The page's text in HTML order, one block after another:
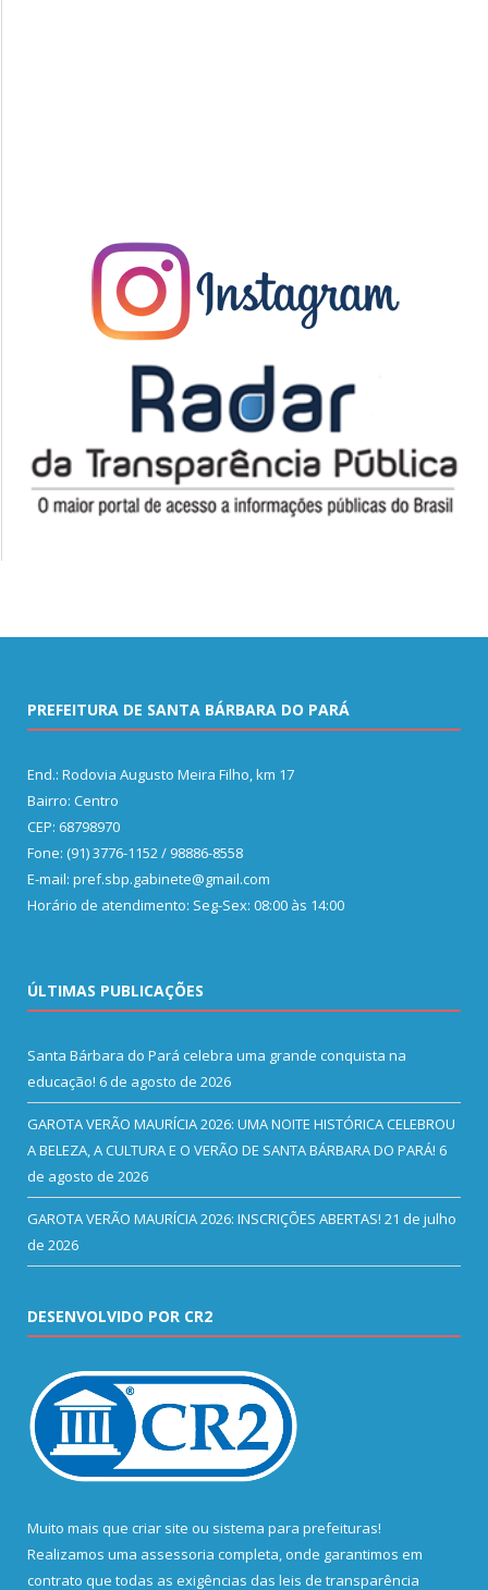
PREFEITURA DE SANTA BÁRBARA DO PARÁ
End.: Rodovia Augusto Meira Filho, km 17
Bairro: Centro
CEP: 68798970
Fone: (91) 3776-1152 / 98886-8558
E-mail: pref.sbp.gabinete@gmail.com
Horário de atendimento: Seg-Sex: 08:00 às 14:00
ÚLTIMAS PUBLICAÇÕES
Santa Bárbara do Pará celebra uma grande conquista na
educação! 6 de agosto de 2026
GAROTA VERÃO MAURÍCIA 2026: UMA NOITE HISTÓRICA CELEBROU
A BELEZA, A CULTURA E O VERÃO DE SANTA BÁRBARA DO PARÁ! 6
de agosto de 2026
GAROTA VERÃO MAURÍCIA 2026: INSCRIÇÕES ABERTAS! 21 de julho
de 2026
DESENVOLVIDO POR CR2
Muito mais que criar site ou sistema para prefeituras!
Realizamos uma assessoria completa, onde garantimos em
contrato que todas as exigências das leis de transparência